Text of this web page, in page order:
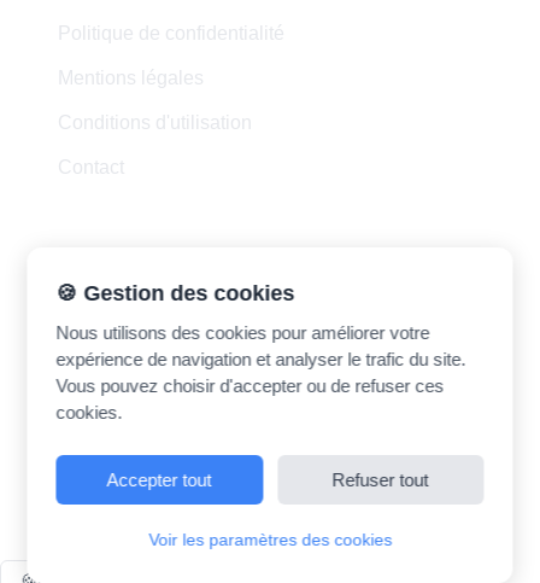
Politique de confidentialité
Mentions légales
Conditions d'utilisation
Contact
madrasatk.contact@gmail.com
©2026Madrasatk. Tous droits réservés.
🍪 Gestion des cookies
Nous utilisons des cookies pour améliorer votre
expérience de navigation et analyser le trafic du site.
Vous pouvez choisir d'accepter ou de refuser ces
cookies.
Accepter tout Refuser tout
Voir les paramètres des cookies